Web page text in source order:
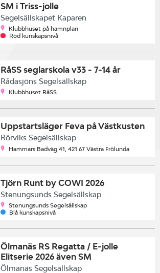
SM i Triss-jolle
Segelsällskapet Kaparen
Klubbhuset på hamnplan
Röd kunskapsnivå
RåSS seglarskola v33 - 7-14 år
Rådasjöns Segelsällskap
Klubbhuset RåSS
Uppstartsläger Feva på Västkusten
Rörviks Segelsällskap
Hammars Badväg 41, 421 67 Västra Frölunda
Tjörn Runt by COWI 2026
Stenungsunds Segelsällskap
Stenungsunds Segelsällskap
Blå kunskapsnivå
Ölmanäs RS Regatta / E-jolle
Elitserie 2026 även SM
Ölmanäs Segelsällskap